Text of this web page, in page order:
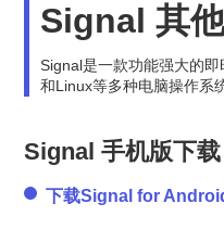
Signal 其
Signal是一款功能强大的
和Linux等多种电脑操作系
Signal 手机版下载
下载Signal for